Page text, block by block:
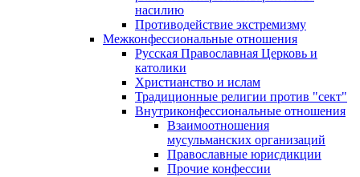
насилию
Противодействие экстремизму
Межконфессиональные отношения
Русская Православная Церковь и
католики
Христианство и ислам
Традиционные религии против "сект"
Внутриконфессиональные отношения
Взаимоотношения
мусульманских организаций
Православные юрисдикции
Прочие конфессии